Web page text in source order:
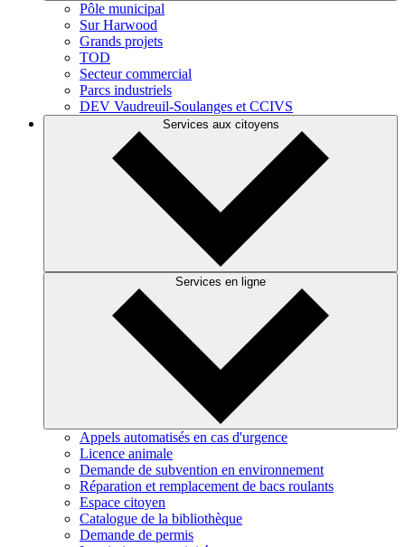
Pôle municipal
Sur Harwood
Grands projets
TOD
Secteur commercial
Parcs industriels
DEV Vaudreuil-Soulanges et CCIVS
Services aux citoyens
Services en ligne
Appels automatisés en cas d'urgence
Licence animale
Demande de subvention en environnement
Réparation et remplacement de bacs roulants
Espace citoyen
Catalogue de la bibliothèque
Demande de permis